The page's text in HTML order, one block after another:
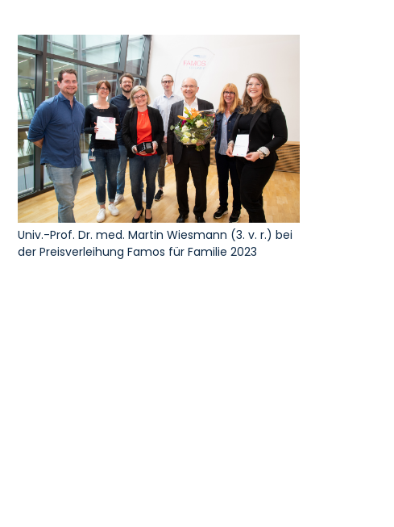
Univ.-Prof. Dr. med. Martin Wiesmann (3. v. r.) bei
der Preisverleihung Famos für Familie 2023